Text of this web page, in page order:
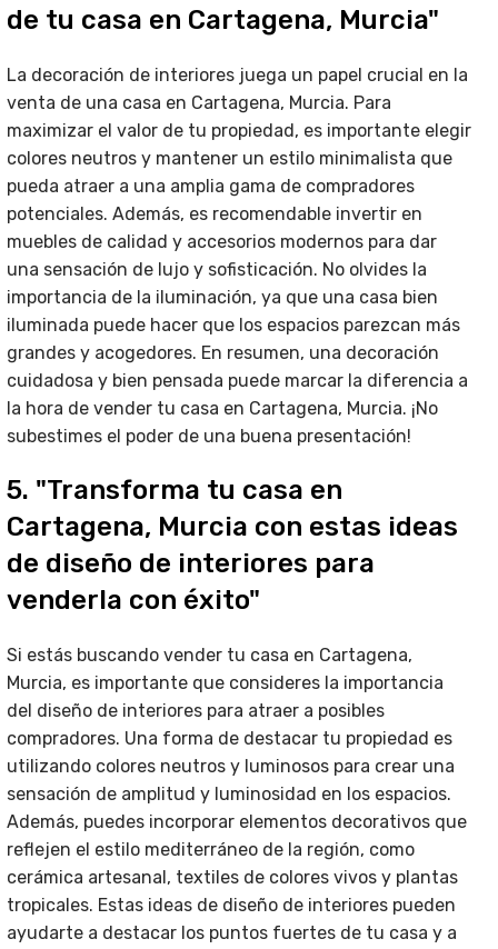
de tu casa en Cartagena, Murcia"
La decoración de interiores juega un papel crucial en la
venta de una casa en Cartagena, Murcia. Para
maximizar el valor de tu propiedad, es importante elegir
colores neutros y mantener un estilo minimalista que
pueda atraer a una amplia gama de compradores
potenciales. Además, es recomendable invertir en
muebles de calidad y accesorios modernos para dar
una sensación de lujo y sofisticación. No olvides la
importancia de la iluminación, ya que una casa bien
iluminada puede hacer que los espacios parezcan más
grandes y acogedores. En resumen, una decoración
cuidadosa y bien pensada puede marcar la diferencia a
la hora de vender tu casa en Cartagena, Murcia. ¡No
subestimes el poder de una buena presentación!
5. "Transforma tu casa en
Cartagena, Murcia con estas ideas
de diseño de interiores para
venderla con éxito"
Si estás buscando vender tu casa en Cartagena,
Murcia, es importante que consideres la importancia
del diseño de interiores para atraer a posibles
compradores. Una forma de destacar tu propiedad es
utilizando colores neutros y luminosos para crear una
sensación de amplitud y luminosidad en los espacios.
Además, puedes incorporar elementos decorativos que
reflejen el estilo mediterráneo de la región, como
cerámica artesanal, textiles de colores vivos y plantas
tropicales. Estas ideas de diseño de interiores pueden
ayudarte a destacar los puntos fuertes de tu casa y a